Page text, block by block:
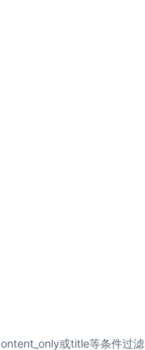
或title等条件过滤